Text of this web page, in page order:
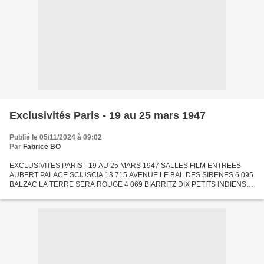
Exclusivités Paris - 19 au 25 mars 1947
Publié le 05/11/2024 à 09:02
Par Fabrice BO
EXCLUSIVITES PARIS - 19 AU 25 MARS 1947 SALLES FILM ENTREES
AUBERT PALACE SCIUSCIA 13 715 AVENUE LE BAL DES SIRENES 6 095
BALZAC LA TERRE SERA ROUGE 4 069 BIARRITZ DIX PETITS INDIENS 1
CŒUR 2 569...